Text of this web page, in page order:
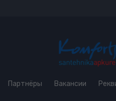
Партнёры Вакансии